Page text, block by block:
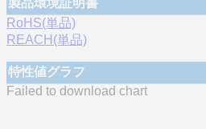
製品環境証明書
RoHS(単品)
REACH(単品)
特性値グラフ
Failed to download chart